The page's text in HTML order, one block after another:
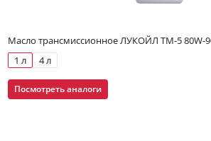
Масло трансмиссионное ЛУКОЙЛ ТМ-5 80W-
1 л
4 л
Посмотреть аналоги